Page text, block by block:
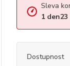
Sleva
1 den23
Dostupnost